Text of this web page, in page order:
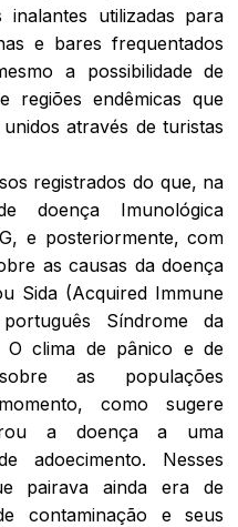
utilizadas para
e bares frequentados
a possibilidade de
regiões endêmicas que
através de turistas
registrados do que, na
doença Imunológica
e posteriormente, com
as causas da doença
Sida (Acquired Immune
Síndrome da
O clima de pânico e de
as populações
como sugere
a doença a uma
adoecimento. Nesses
pairava ainda era de
contaminação e seus